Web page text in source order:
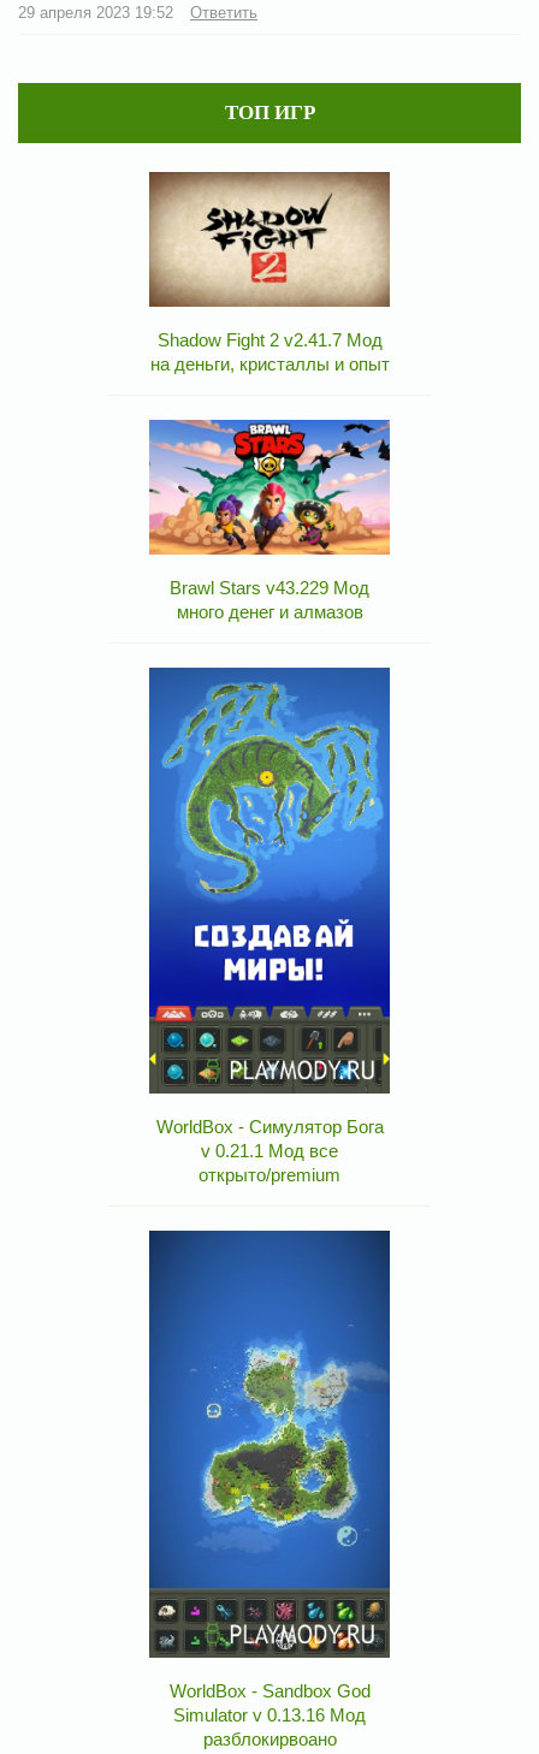
29 апреля 2023 19:52 Ответить
ТОП ИГР
Shadow Fight 2 v2.41.7 Мод
на деньги, кристаллы и опыт
Brawl Stars v43.229 Мод
много денег и алмазов
WorldBox - Симулятор Бога
v 0.21.1 Мод все
открыто/premium
WorldBox - Sandbox God
Simulator v 0.13.16 Мод
разблокирвоано